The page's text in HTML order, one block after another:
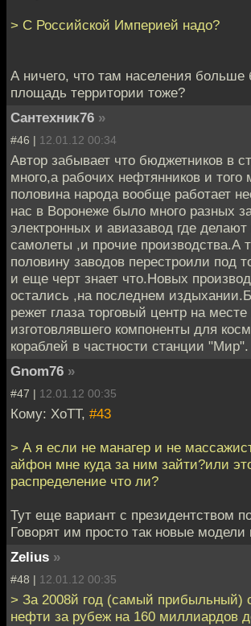
> С Российской Империей надо?
А ничего, что там населения больше
площадь территории тоже?
Сантехник76 »
#46 | 12.01.12 00:34
Автор забывает что бюджетников в
много,а рабочих нефтянников и
половина народа вообще работает
нас в Воронеже было много разных
электронных и авиазавод где делают
самолеты ,и прочие производства.А
половину заводов перестроили под
и еще черт знает что.Новых
остались ,на последнем
режет глаза торговый центр на
изготовлявшего компоненты для
кораблей в частности станции "Мир".
Gnom76 »
#47 | 12.01.12 00:35
Кому: XoTT, #43
> А я если не манагер и не
айфон мне куда за ним зайти?или
распределение что ли?
Тут еще вариант с президентством
Говорят им просто так новые
Zelius »
#48 | 12.01.12 00:35
> За 2008й год (самый прибыльный)
нефти за рубеж на 160 миллиардов